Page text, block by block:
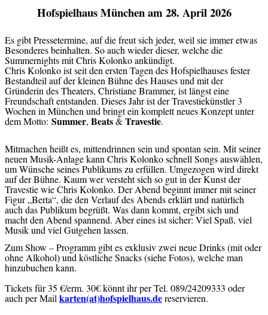
Hofspielhaus München am 28. April 2026
Es gibt Pressetermine, auf die freut sich jeder, weil sie immer etwas
Besonderes beinhalten. So auch wieder dieser, welche die
Summernights mit Chris Kolonko ankündigt.
Chris Kolonko ist seit den ersten Tagen des Hofspielhauses fester
Bestandteil auf der kleinen Bühne des Hauses und mit der
Gründerin des Theaters, Christiane Brammer, ist längst eine
Freundschaft entstanden. Dieses Jahr ist der Travestiekünstler 3
Wochen in München und bringt ein komplett neues Konzept unter
dem Motto: Summer, Beats&Travestie.
Mitmachen heißt es, mittendrinnen sein und spontan sein. Mit seiner
neuen Musik-Anlage kann Chris Kolonko schnell Songs auswählen,
um Wünsche seines Publikums zu erfüllen. Umgezogen wird direkt
auf der Bühne. Kaum wer versteht sich so gut in der Kunst der
Travestie wie Chris Kolonko. Der Abend beginnt immer mit seiner
Figur „Berta“, die den Verlauf des Abends erklärt und natürlich
auch das Publikum begrüßt. Was dann kommt, ergibt sich und
macht den Abend spannend. Aber eines ist sicher: Viel Spaß, viel
Musik und viel Gutgehen lassen.
Zum Show – Programm gibt es exklusiv zwei neue Drinks (mit oder
ohne Alkohol) und köstliche Snacks (siehe Fotos), welche man
hinzubuchen kann.
Tickets für 35 €/erm. 30€ könnt ihr per Tel. 089/24209333 oder
auch per Mail karten(at)hofspielhaus.dereservieren.